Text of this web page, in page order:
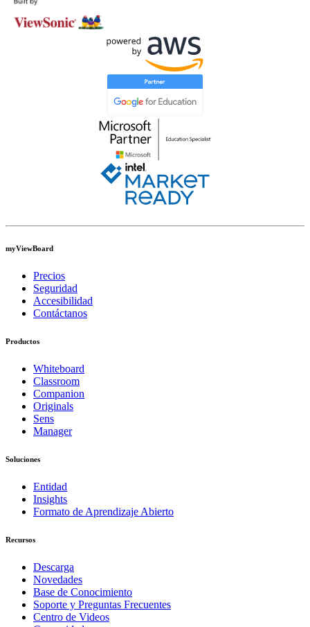
myViewBoard
Precios
Seguridad
Accesibilidad
Contáctanos
Productos
Whiteboard
Classroom
Companion
Originals
Sens
Manager
Soluciones
Entidad
Insights
Formato de Aprendizaje Abierto
Recursos
Descarga
Novedades
Base de Conocimiento
Soporte y Preguntas Frecuentes
Centro de Videos